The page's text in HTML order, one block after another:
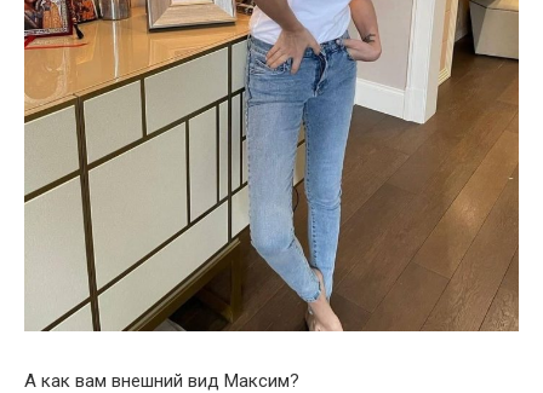
А как вам внешний вид Максим?